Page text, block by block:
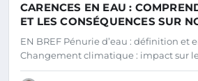
CARENCES EN EAU :
ET LES CONSÉQUENCES SUR
ENVIRONNEMENT
EN BREF Pénurie d’eau : définition et
Changement climatique : impact sur